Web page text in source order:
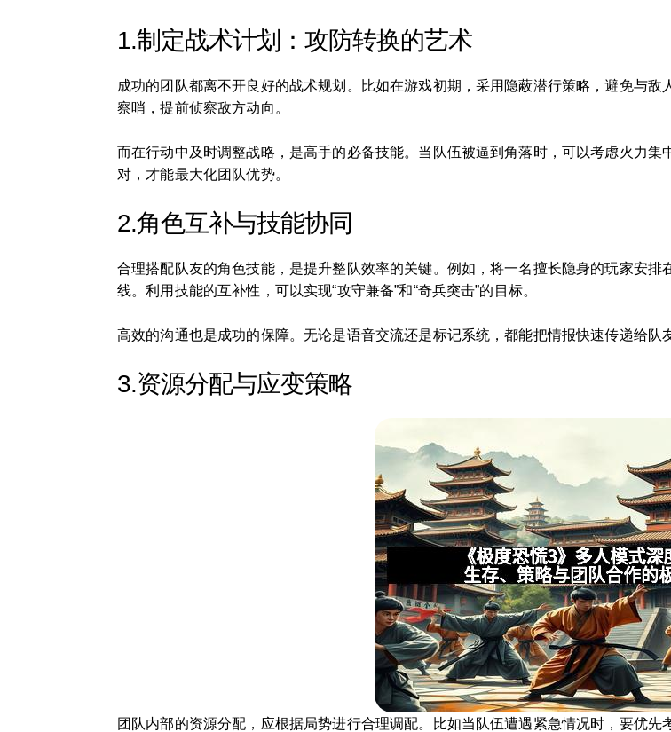
1.制定战术计划：攻防转换的艺术
成功的团队都离不开良好的战术规划。比如在游戏初期，采用隐蔽潜行策略，避免与
察哨，提前侦察敌方动向。
而在行动中及时调整战略，是高手的必备技能。当队伍被逼到角落时，可以考虑火力
对，才能最大化团队优势。
2.角色互补与技能协同
合理搭配队友的角色技能，是提升整队效率的关键。例如，将一名擅长隐身的玩家安
线。利用技能的互补性，可以实现“攻守兼备”和“奇兵突击”的目标。
高效的沟通也是成功的保障。无论是语音交流还是标记系统，都能把情报快速传递给队
3.资源分配与应变策略
团队内部的资源分配，应根据局势进行合理调配。比如当队伍遭遇紧急情况时，要优先